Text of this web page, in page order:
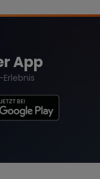
App